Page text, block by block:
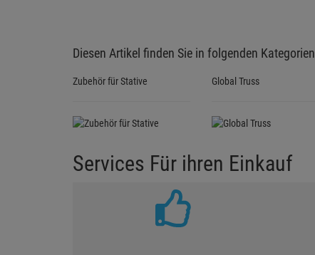
Diesen Artikel finden Sie in folgenden Kategorien
Zubehör für Stative Global Truss
Services Für ihren Einkauf